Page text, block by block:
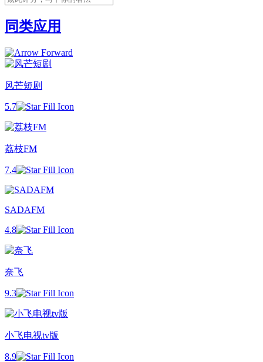
同类应用
风芒短剧
5.7
荔枝FM
7.4
SADAFM
4.8
奈飞
9.3
小飞电视tv版
8.9